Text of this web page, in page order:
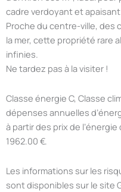
cadre verdoyant et
Proche du centre-ville, des
la mer, cette propriété rare
infinies.
Ne tardez pas à la visiter !
Classe énergie C, Classe
dépenses annuelles
à partir des prix de
1962.00 €.
Les informations sur les
sont disponibles sur le site